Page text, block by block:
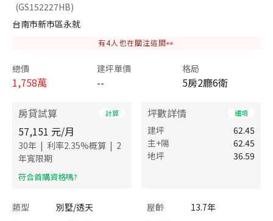
(GS152227HB)
台南市新市區永就
有4人也在關注這間👀
總價
1,758萬
建坪單價
--
格局
5房2廳6衛
房貸試算 計算
57,151 元/月
30年 | 利率2.35%概算 | 2
年寬限期
​符合首購資格嗎?
坪數詳情 細項
建坪
62.45
主+陽
62.45
地坪
36.59
類型 別墅/透天 屋齡
13.7年